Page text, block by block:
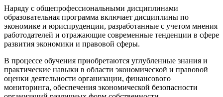
Наряду с общепрофессиональными дисциплинами
образовательная программа включает дисциплины по
экономике и юриспруденции, разработанные с учетом мнения
работодателей и отражающие современные тенденции в сфере
развития экономики и правовой сферы.
В процессе обучения приобретаются углубленные знания и
практические навыки в области экономической и правовой
оценки деятельности организации, финансового
мониторинга, обеспечения экономической безопасности